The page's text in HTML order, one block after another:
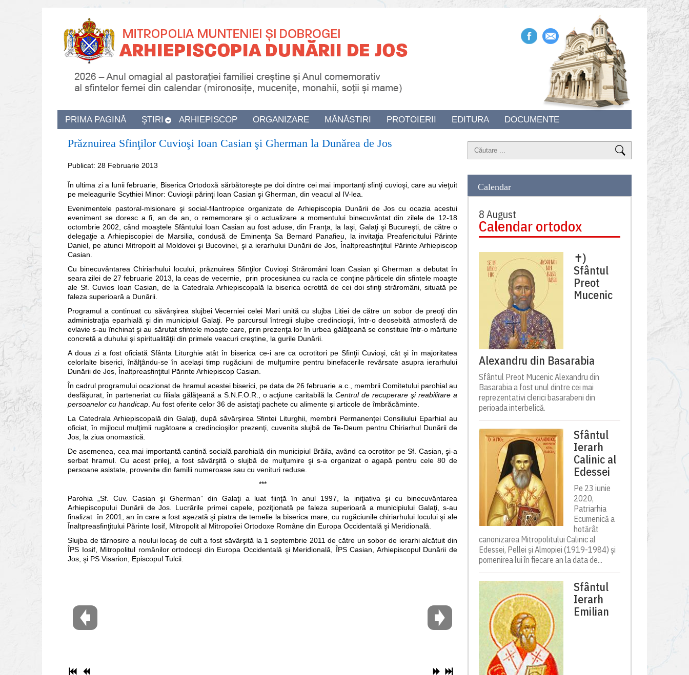
PRIMA PAGINĂ ŞTIRI ARHIEPISCOP ORGANIZARE MĂNĂSTIRI PROTOIERII EDITURA DOCUMENTE
Prăznuirea Sfinţilor Cuvioşi Ioan Casian şi Gherman la Dunărea de Jos
Publicat: 28 Februarie 2013
În ultima zi a lunii februarie, Biserica Ortodoxă sărbătoreşte pe doi dintre cei mai importanţi sfinţi cuvioşi, care au vieţuit
pe meleagurile Scythiei Minor: Cuvioşii părinţi Ioan Casian şi Gherman, din veacul al IV-lea.
Evenimentele pastoral-misionare şi social-filantropice organizate de Arhiepiscopia Dunării de Jos cu ocazia acestui
eveniment se doresc a fi, an de an, o rememorare şi o actualizare a momentului binecuvântat din zilele de 12-18
octombrie 2002, când moaştele Sfântului Ioan Casian au fost aduse, din Franţa, la Iaşi, Galaţi şi Bucureşti, de către o
delegaţie a Arhiepiscopiei de Marsilia, condusă de Eminenţa Sa Bernard Panafieu, la invitaţia Preafericitului Părinte
Daniel, pe atunci Mitropolit al Moldovei şi Bucovinei, şi a ierarhului Dunării de Jos, Înaltpreasfinţitul Părinte Arhiepiscop
Casian.
Cu binecuvântarea Chiriarhului locului, prăznuirea Sfinţilor Cuvioşi Străromâni Ioan Casian şi Gherman a debutat în
seara zilei de 27 februarie 2013, la ceas de vecernie, prin procesiunea cu racla ce conţine părticele din sfintele moaşte
ale Sf. Cuvios Ioan Casian, de la Catedrala Arhiepiscopală la biserica ocrotită de cei doi sfinţi străromâni, situată pe
faleza superioară a Dunării.
Programul a continuat cu săvârşirea slujbei Vecerniei celei Mari unită cu slujba Litiei de către un sobor de preoţi din
administraţia eparhială şi din municipiul Galaţi. Pe parcursul întregii slujbe credincioşii, într-o deosebită atmosferă de
evlavie s-au închinat şi au sărutat sfintele moaște care, prin prezenţa lor în urbea gălăţeană se constituie într-o mărturie
concretă a duhului şi spiritualităţii din primele veacuri creştine, la gurile Dunării.
A doua zi a fost oficiată Sfânta Liturghie atât în biserica ce-i are ca ocrotitori pe Sfinţii Cuvioşi, cât şi în majoritatea
celorlalte biserici, înălţându-se în același timp rugăciuni de mulţumire pentru binefacerile revărsate asupra ierarhului
Dunării de Jos, Înaltpreasfinţitul Părinte Arhiepiscop Casian.
În cadrul programului ocazionat de hramul acestei biserici, pe data de 26 februarie a.c., membrii Comitetului parohial au
desfăşurat, în parteneriat cu filiala gălăţeană a S.N.F.O.R., o acţiune caritabilă laCentrul de recuperare şi reabilitare a
persoanelor cu handicap . Au fost oferite celor 36 de asistaţi pachete cu alimente și articole de îmbrăcăminte.
La Catedrala Arhiepiscopală din Galaţi, după săvârșirea Sfintei Liturghii, membrii Permanenţei Consiliului Eparhial au
oficiat, în mijlocul mulţimii rugătoare a credincioşilor prezenţi, cuvenita slujbă de Te-Deum pentru Chiriarhul Dunării de
Jos, la ziua onomastică.
De asemenea, cea mai importantă cantină socială parohială din municipiul Brăila, având ca ocrotitor pe Sf. Casian, şi-a
serbat hramul. Cu acest prilej, a fost săvârşită o slujbă de mulţumire şi s-a organizat o agapă pentru cele 80 de
persoane asistate, provenite din familii numeroase sau cu venituri reduse.
***
Parohia „Sf. Cuv. Casian şi Gherman” din Galaţi a luat fiinţă în anul 1997, la iniţiativa şi cu binecuvântarea
Arhiepiscopului Dunării de Jos. Lucrările primei capele, poziţionată pe faleza superioară a municipiului Galaţi, s-au
finalizat în 2001, an în care a fost aşezată şi piatra de temelie la biserica mare, cu rugăciunile chiriarhului locului şi ale
Înaltpreasfinţitului Părinte Iosif, Mitropolit al Mitropoliei Ortodoxe Române din Europa Occidentală şi Meridională.
Slujba de târnosire a noului locaş de cult a fost săvârşită la 1 septembrie 2011 de către un sobor de ierarhi alcătuit din
ÎPS Iosif, Mitropolitul românilor ortodocşi din Europa Occidentală şi Meridională, ÎPS Casian, Arhiepiscopul Dunării de
Jos, şi PS Visarion, Episcopul Tulcii.
Calendar
8 August
Calendar ortodox
✝)
Sfântul
Preot
Mucenic
Alexandru din Basarabia
Sfântul Preot Mucenic Alexandru din
Basarabia a fost unul dintre cei mai
reprezentativi clerici basarabeni din
perioada interbelică.
Sfântul
Ierarh
Calinic al
Edessei
Pe 23 iunie
2020,
Patriarhia
Ecumenică a
hotărât
canonizarea Mitropolitului Calinic al
Edessei, Pellei și Almopiei (1919-1984) și
pomenirea lui în fiecare an la data de...
Sfântul
Ierarh
Emilian